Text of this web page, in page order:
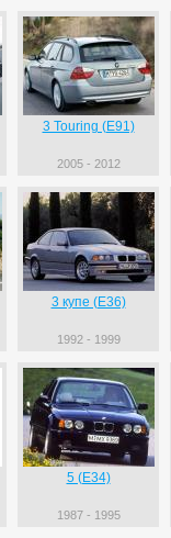
3 Touring (E91)
2005 - 2012
3 купе (E36)
1992 - 1999
5 (E34)
1987 - 1995